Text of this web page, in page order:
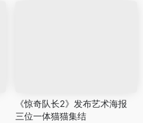
《惊奇队长2》发布艺术海报
三位一体猫猫集结